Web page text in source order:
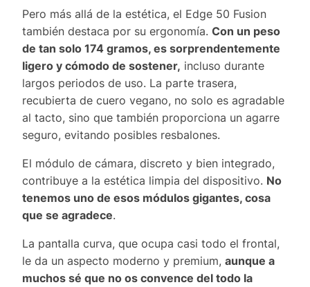
Pero más allá de la estética, el Edge 50 Fusion
también destaca por su ergonomía. Con un peso
de tan solo 174 gramos, es sorprendentemente
ligero y cómodo de sostener, incluso durante
largos periodos de uso. La parte trasera,
recubierta de cuero vegano, no solo es agradable
al tacto, sino que también proporciona un agarre
seguro, evitando posibles resbalones.
El módulo de cámara, discreto y bien integrado,
contribuye a la estética limpia del dispositivo. No
tenemos uno de esos módulos gigantes, cosa
que se agradece.
La pantalla curva, que ocupa casi todo el frontal,
le da un aspecto moderno y premium, aunque a
muchos sé que no os convence del todo la